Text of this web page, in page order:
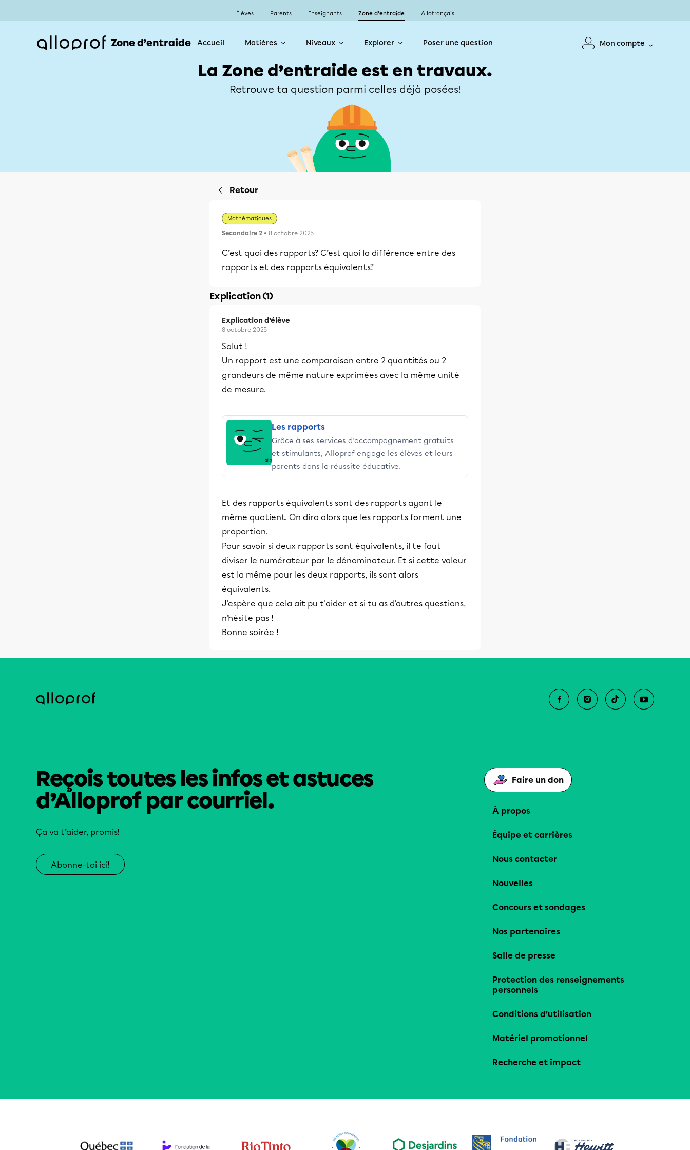
Élèves Parents Enseignants Zone d’entraide Allofrançais
Zone d’entraide Accueil Matières Niveaux Explorer Poser une question Mon compte
La Zone d’entraide est en travaux.
Retrouve ta question parmi celles déjà posées!
Retour
Mathématiques
Secondaire 2 • 8 octobre 2025
C’est quoi des rapports? C’est quoi la différence entre des
rapports et des rapports équivalents?
Explication (1)
Explication d’élève
8 octobre 2025
Salut !
Un rapport est une comparaison entre 2 quantités ou 2
grandeurs de même nature exprimées avec la même unité
de mesure.
Les rapports
Grâce à ses services d’accompagnement gratuits
et stimulants, Alloprof engage les élèves et leurs
parents dans la réussite éducative.
Et des rapports équivalents sont des rapports ayant le
même quotient. On dira alors que les rapports forment une
proportion.
Pour savoir si deux rapports sont équivalents, il te faut
diviser le numérateur par le dénominateur. Et si cette valeur
est la même pour les deux rapports, ils sont alors
équivalents.
J'espère que cela ait pu t'aider et si tu as d'autres questions,
n'hésite pas !
Bonne soirée !
Reçois toutes les infos et astuces
d’Alloprof par courriel.
Ça va t’aider, promis!
Abonne-toi ici!
Faire un don
À propos
Équipe et carrières
Nous contacter
Nouvelles
Concours et sondages
Nos partenaires
Salle de presse
Protection des renseignements
personnels
Conditions d’utilisation
Matériel promotionnel
Recherche et impact